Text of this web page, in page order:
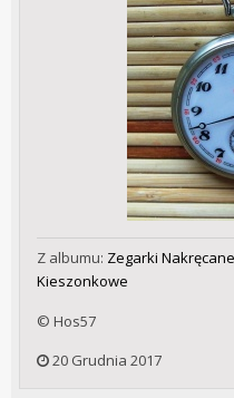
Z albumu: Zegarki
Kieszonkowe
© Hos57
20 Grudnia 2017